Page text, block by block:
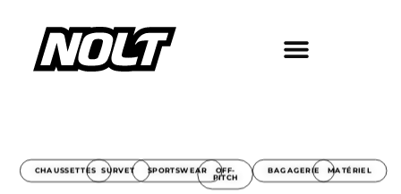
CHAUSSETTES SURVET SPORTSWEAR OFF-
PITCH
BAGAGERIE MATÉRIEL